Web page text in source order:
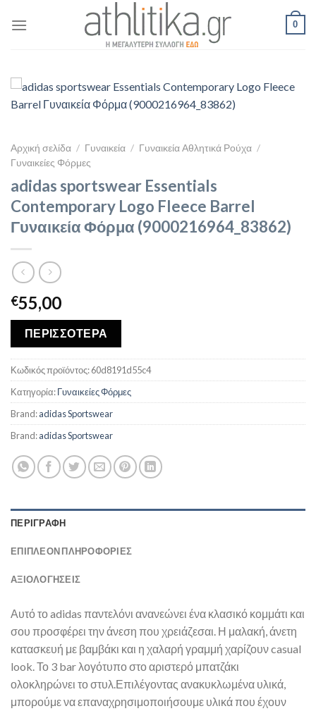
0
Αρχική σελίδα / Γυναικεία / Γυναικεία Αθλητικά Ρούχα /
Γυναικείες Φόρμες
adidas sportswear Essentials
Contemporary Logo Fleece Barrel
Γυναικεία Φόρμα (9000216964_83862)
€55,00
ΠΕΡΙΣΣΟΤΕΡΑ
Κωδικός προϊόντος:60d8191d55c4
Κατηγορία:Γυναικείες Φόρμες
Brand:adidas Sportswear
Brand:adidas Sportswear
ΠΕΡΙΓΡΑΦΉ
ΕΠΙΠΛΈΟΝ ΠΛΗΡΟΦΟΡΊΕΣ
ΑΞΙΟΛΟΓΗΣΕΙΣ
Αυτό το adidas παντελόνι ανανεώνει ένα κλασικό κομμάτι και
σου προσφέρει την άνεση που χρειάζεσαι. Η μαλακή, άνετη
κατασκευή με βαμβάκι και η χαλαρή γραμμή χαρίζουν casual
look. Το 3 bar λογότυπο στο αριστερό μπατζάκι
ολοκληρώνει το στυλ.Επιλέγοντας ανακυκλωμένα υλικά,
μπορούμε να επαναχρησιμοποιήσουμε υλικά που έχουν